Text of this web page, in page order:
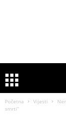
Početna Vijesti
smrti”